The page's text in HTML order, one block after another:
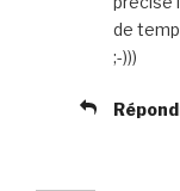
de
;-)))